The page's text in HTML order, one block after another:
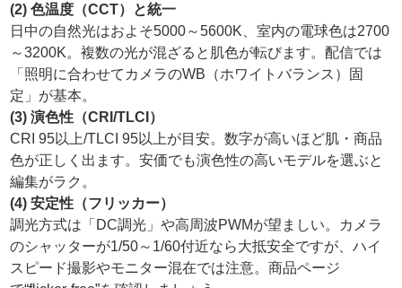
(2) 色温度（CCT）と統一
日中の自然光はおよそ5000～5600K、室内の電球色は2700
～3200K。複数の光が混ざると肌色が転びます。配信では
「照明に合わせてカメラのWB（ホワイトバランス）固
定」が基本。
(3) 演色性（CRI/TLCI）
CRI 95以上/TLCI 95以上が目安。数字が高いほど肌・商品
色が正しく出ます。安価でも演色性の高いモデルを選ぶと
編集がラク。
(4) 安定性（フリッカー）
調光方式は「DC調光」や高周波PWMが望ましい。カメラ
のシャッターが1/50～1/60付近なら大抵安全ですが、ハイ
スピード撮影やモニター混在では注意。商品ページ